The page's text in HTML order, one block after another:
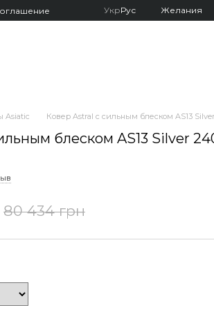
УкрРус Желания
Asiatic Ковер Astral с сильным блеском AS13
блеском AS13 Silver
80 434 грн